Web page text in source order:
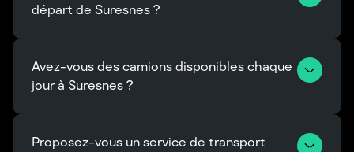
départ de Suresnes ?
Avez-vous des camions disponibles chaque
jour à Suresnes ?
Proposez-vous un service de transport